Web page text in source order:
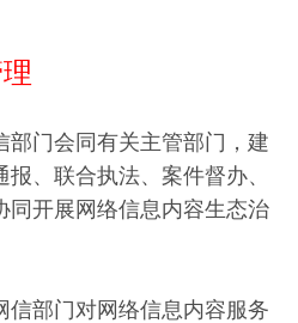
门会同有关主管部门，建
、联合执法、案件督办、
同开展网络信息内容生态治
部门对网络信息内容服务